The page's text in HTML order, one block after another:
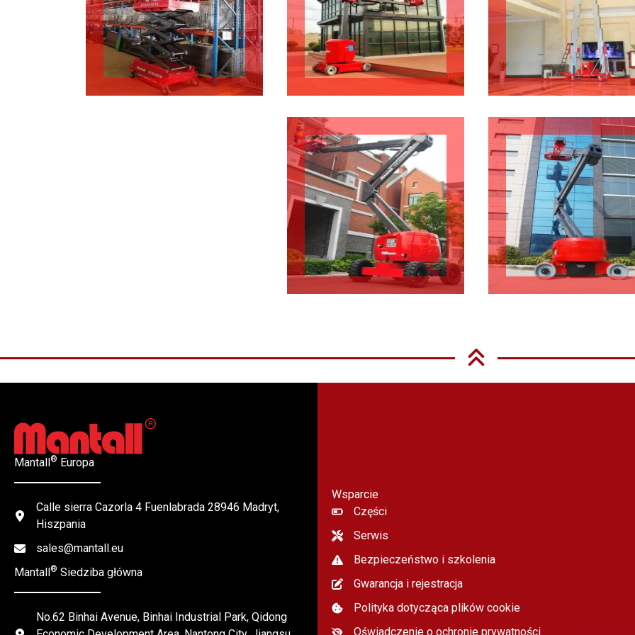
Pakowanie w magazynach Czyszczenie
Konserwacja na zewnątrz
Mantall ® Europa
Calle sierra Cazorla 4 Fuenlabrada 28946 Madryt,
Hiszpania
sales@mantall.eu
Mantall
® Siedziba główna
No.62 Binhai Avenue, Binhai Industrial Park, Qidong
Wsparcie
Części
Serwis
Bezpieczeństwo i szkolenia
Gwarancja i rejestracja
Polityka dotycząca plików cookie
Oświadczenie o ochronie prywatności